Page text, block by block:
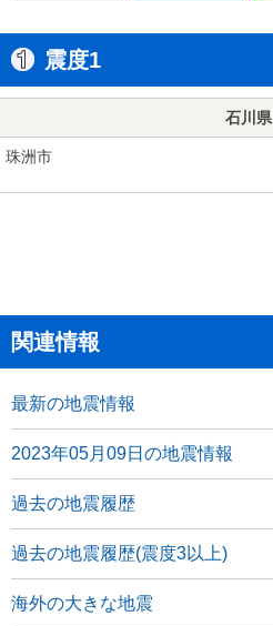
震度1
石川県
珠洲市
関連情報
最新の地震情報
2023年05月09日の地震情報
過去の地震履歴
過去の地震履歴(震度3以上)
海外の大きな地震